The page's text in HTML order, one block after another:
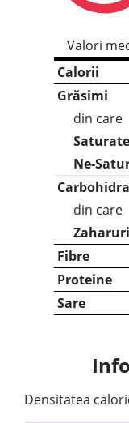
Valori
Calorii
Grăsimi
din care
Saturate
Ne-
din care
Zaharuri
Fibre
Proteine
Sare
Densitatea